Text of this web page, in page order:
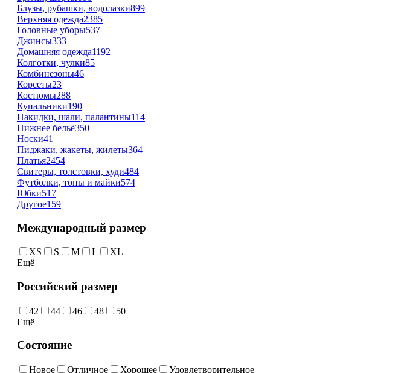
Блузы, рубашки, водолазки899
Верхняя одежда2385
Головные уборы537
Джинсы333
Домашняя одежда1192
Колготки, чулки85
Комбинезоны46
Корсеты23
Костюмы288
Купальники190
Накидки, шали, палантины114
Нижнее бельё350
Носки41
Пиджаки, жакеты, жилеты364
Платья2454
Свитеры, толстовки, худи484
Футболки, топы и майки574
Юбки517
Другое159
Международный размер
XS S M L
XL
Ещё
Российский размер
42 44 46 48
50
Ещё
Состояние
Новое Отличное Хорошее
Удовлетворительное